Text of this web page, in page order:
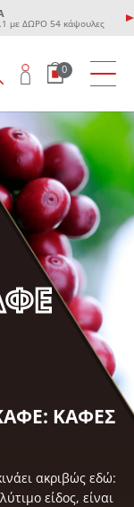
με ΔΩΡΟ 54 κάψουλες
0
ΚΑΦΕΣ
ακριβώς εδώ:
είδος, είναι